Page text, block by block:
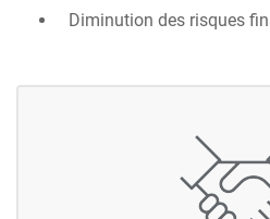
Diminution des risques